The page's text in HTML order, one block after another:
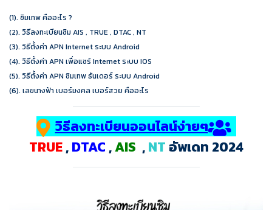
(1). ซิมเทพ คืออะไร ?
(2). วิธีลงทะเบียนซิม AIS , TRUE , DTAC , NT
(3). วิธีตั้งค่า APN Internet ระบบ Android
(4). วิธีตั้งค่า APN เพื่อแชร์ Internet ระบบ IOS
(5). วิธีตั้งค่า APN ซิมเทพ ธันเดอร์ ระบบ Android
(6). เลขนางฟ้า เบอร์มงคล เบอร์สวย คืออะไร
วิธีลงทะเบียนออนไลน์ง่ายๆ
TRUE,DTAC,AIS ,NT อัพเดท 2024